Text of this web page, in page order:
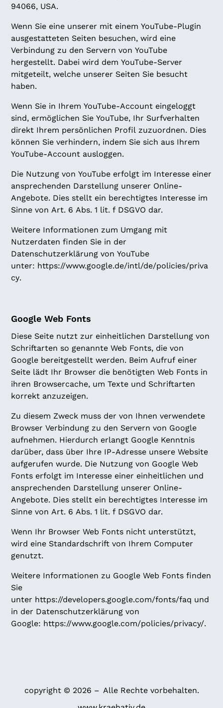
94066, USA.
Wenn Sie eine unserer mit einem YouTube-Plugin
ausgestatteten Seiten besuchen, wird eine
Verbindung zu den Servern von YouTube
hergestellt. Dabei wird dem YouTube-Server
mitgeteilt, welche unserer Seiten Sie besucht
haben.
Wenn Sie in Ihrem YouTube-Account eingeloggt
sind, ermöglichen Sie YouTube, Ihr Surfverhalten
direkt Ihrem persönlichen Profil zuzuordnen. Dies
können Sie verhindern, indem Sie sich aus Ihrem
YouTube-Account ausloggen.
Die Nutzung von YouTube erfolgt im Interesse einer
ansprechenden Darstellung unserer Online-
Angebote. Dies stellt ein berechtigtes Interesse im
Sinne von Art. 6 Abs. 1 lit. f DSGVO dar.
Weitere Informationen zum Umgang mit
Nutzerdaten finden Sie in der
Datenschutzerklärung von YouTube
unter: https://www.google.de/intl/de/policies/priva
cy.
Google Web Fonts
Diese Seite nutzt zur einheitlichen Darstellung von
Schriftarten so genannte Web Fonts, die von
Google bereitgestellt werden. Beim Aufruf einer
Seite lädt Ihr Browser die benötigten Web Fonts in
ihren Browsercache, um Texte und Schriftarten
korrekt anzuzeigen.
Zu diesem Zweck muss der von Ihnen verwendete
Browser Verbindung zu den Servern von Google
aufnehmen. Hierdurch erlangt Google Kenntnis
darüber, dass über Ihre IP-Adresse unsere Website
aufgerufen wurde. Die Nutzung von Google Web
Fonts erfolgt im Interesse einer einheitlichen und
ansprechenden Darstellung unserer Online-
Angebote. Dies stellt ein berechtigtes Interesse im
Sinne von Art. 6 Abs. 1 lit. f DSGVO dar.
Wenn Ihr Browser Web Fonts nicht unterstützt,
wird eine Standardschrift von Ihrem Computer
genutzt.
Weitere Informationen zu Google Web Fonts finden
Sie
unter https://developers.google.com/fonts/faq und
in der Datenschutzerklärung von
Google: https://www.google.com/policies/privacy/.
copyright © 2026 – Alle Rechte vorbehalten.